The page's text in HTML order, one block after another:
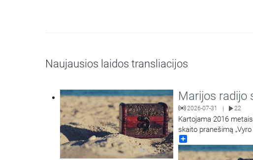
Naujausios laidos transliacijos
34:10
Marijos radijo
2026-07-31 | 22
Kartojama 2016
skaito pranešimą
pašaukimą į šventumą.